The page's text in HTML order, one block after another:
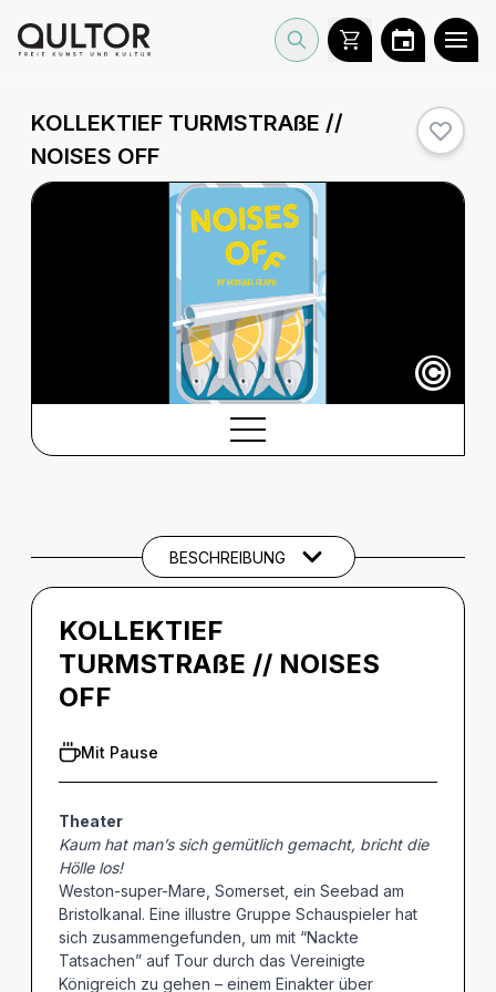
KOLLEKTIEF TURMSTRAßE //
NOISES OFF
©
BARRIEREINFORMATIONEN
BESCHREIBUNG
KOLLEKTIEF
TURMSTRAßE // NOISES
OFF
Mit Pause
Theater
Kaum hat man’s sich gemütlich gemacht, bricht die
Hölle los!
Weston-super-Mare, Somerset, ein Seebad am
Bristolkanal. Eine illustre Gruppe Schauspieler hat
sich zusammengefunden, um mit “Nackte
Tatsachen” auf Tour durch das Vereinigte
Königreich zu gehen – einem Einakter über